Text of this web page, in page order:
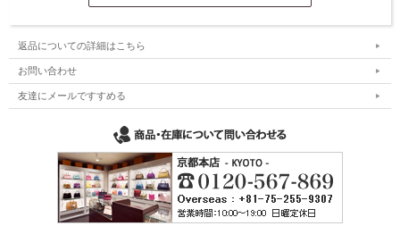
返品についての詳細はこちら
お問い合わせ
友達にメールですすめる